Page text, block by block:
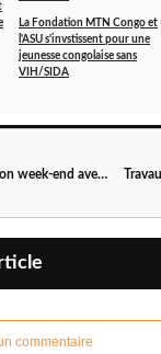
La Fondation MTN Congo et
l'ASU s'invstissent pour une
jeunesse congolaise sans
VIH/SIDA
Je vous souhaite un très bon week-end avec ceci :
commentaire